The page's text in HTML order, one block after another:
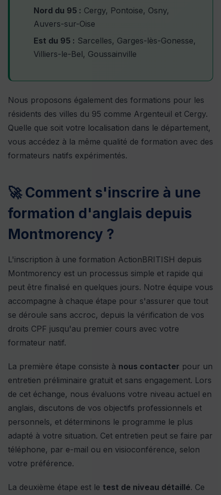
Nord du 95 : Cergy, Pontoise, Osny,
Auvers-sur-Oise
Est du 95 : Sarcelles, Garges-lès-Gonesse,
Villiers-le-Bel, Goussainville
Nous proposons également des formations pour les
résidents des villes du 95 comme Argenteuil et Cergy.
Quelle que soit votre localisation dans le département,
vous accédez à la même qualité de formation avec des
formateurs natifs expérimentés.
🚀 Comment s'inscrire à une
formation d'anglais depuis
Montmorency ?
L'inscription à une formation ActionBRITISH depuis
Montmorency est un processus simple et rapide qui
peut être finalisé en quelques jours. Notre équipe vous
accompagne à chaque étape pour s'assurer que tout
se déroule sans accroc, depuis la vérification de vos
droits CPF jusqu'au premier cours avec votre
formateur natif.
La première étape consiste à nous contacter pour un
entretien préliminaire gratuit et sans engagement. Lors
de cet échange, nous évaluons votre niveau actuel en
anglais, discutons de vos objectifs professionnels et
personnels, et déterminons le programme le plus
adapté à votre situation. Cet entretien peut se faire par
téléphone, par e-mail ou en visioconférence, selon
votre préférence.
La deuxième étape est le test de niveau détaillé. Ce